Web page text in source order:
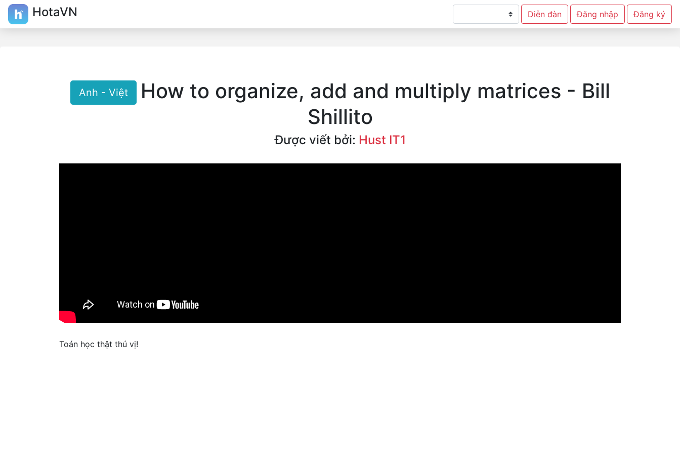
HotaVN Diễn đàn Đăng nhập Đăng ký
Anh - Việt
How to organize, add and multiply matrices - Bill
Shillito
Được viết bởi: Hust IT1
Toán học thật thú vị!